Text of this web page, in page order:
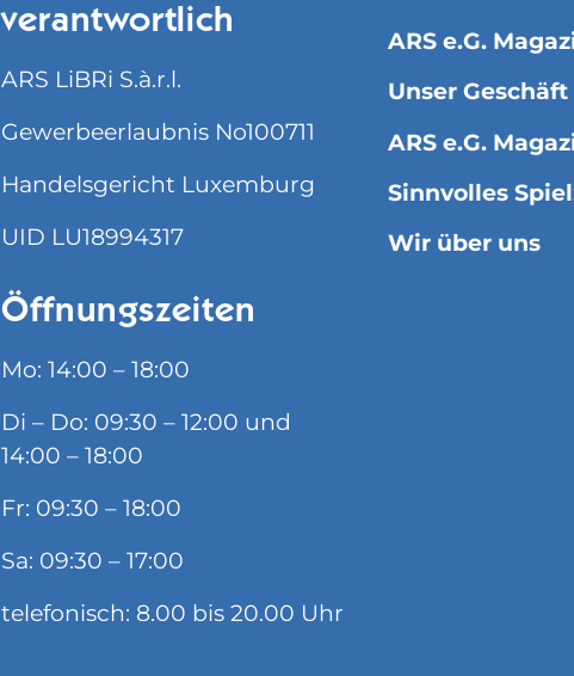
verantwortlich
ARS LiBRi S.à.r.l.
Gewerbeerlaubnis No100711
Handelsgericht Luxemburg
UID LU18994317
Öffnungszeiten
Mo: 14:00 – 18:00
Di – Do: 09:30 – 12:00 und
14:00 – 18:00
Fr: 09:30 – 18:00
Sa: 09:30 – 17:00
telefonisch: 8.00 bis 20.00 Uhr
ARS e.G.
Unser Geschäft
ARS e.G.
Sinnvolles
Wir über uns